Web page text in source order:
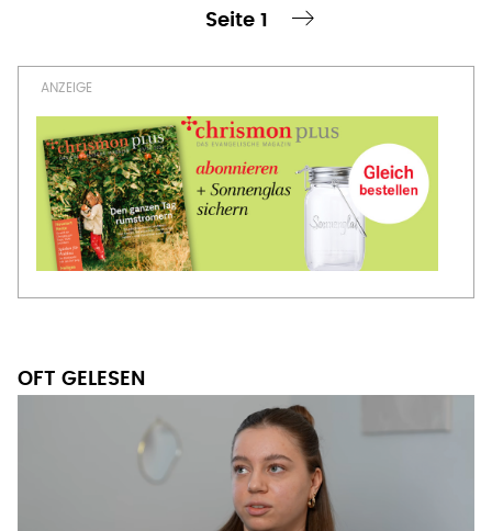
Seite 1
nächste Seite ›
OFT GELESEN